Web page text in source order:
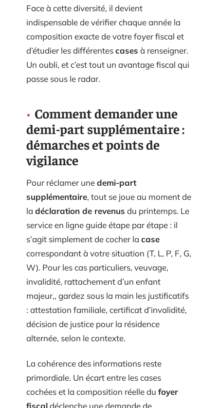
Face à cette diversité, il devient
indispensable de vérifier chaque année la
composition exacte de votre foyer fiscal et
d’étudier les différentescases à renseigner.
Un oubli, et c’est tout un avantage fiscal qui
passe sous le radar.
Comment demander une
demi-part supplémentaire :
démarches et points de
vigilance
Pour réclamer unedemi-part
supplémentaire, tout se joue au moment de
la déclaration de revenus du printemps. Le
service en ligne guide étape par étape : il
s’agit simplement de cocher la case
correspondant à votre situation (T, L, P, F, G,
W). Pour les cas particuliers, veuvage,
invalidité, rattachement d’un enfant
majeur,, gardez sous la main les justificatifs
: attestation familiale, certificat d’invalidité,
décision de justice pour la résidence
alternée, selon le contexte.
La cohérence des informations reste
primordiale. Un écart entre les cases
cochées et la composition réelle du foyer
fiscaldéclenche une demande de